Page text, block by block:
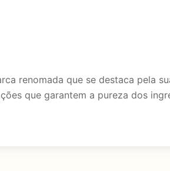
renomada que se destaca pela
que garantem a pureza dos